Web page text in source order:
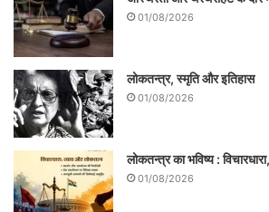
ये भी पढ़ें-छटपटाते भारतीय प्रवासी
5. न्यून सामाजिक अन्तःक्रिया:
01/08/2026
लोकतन्त्र, स्मृति और इतिहास
01/08/2026
लोकतन्त्र का भविष्य :
01/08/2026